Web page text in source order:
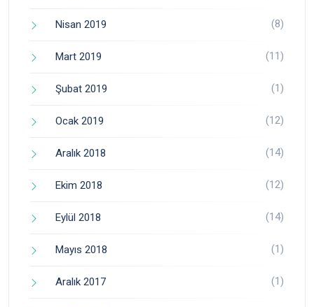
Nisan 2019 (8)
Mart 2019 (11)
Şubat 2019 (1)
Ocak 2019 (12)
Aralık 2018 (14)
Ekim 2018 (12)
Eylül 2018 (14)
Mayıs 2018 (1)
Aralık 2017 (1)